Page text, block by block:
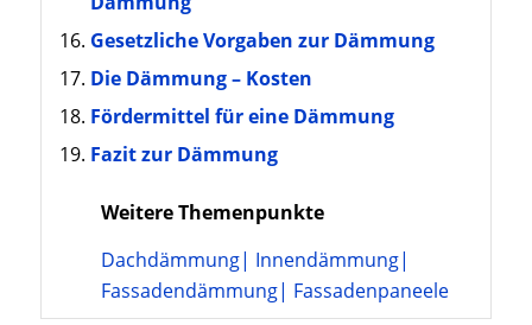
Gesetzliche Vorgaben zur Dämmung
Die Dämmung – Kosten
Fördermittel für eine Dämmung
Fazit zur Dämmung
Weitere Themenpunkte
Dachdämmung| Innendämmung|
Fassadendämmung| Fassadenpaneele